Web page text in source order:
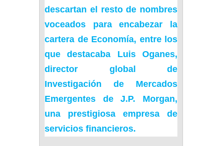
descartan el resto de nombres
voceados para encabezar la
cartera de Economía, entre los
que destacaba Luis Oganes,
director global de
Investigación de Mercados
Emergentes de J.P. Morgan,
una prestigiosa empresa de
servicios financieros.